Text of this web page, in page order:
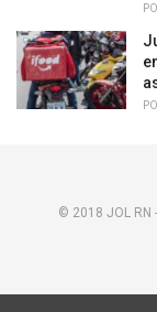
© 2018 JOL RN